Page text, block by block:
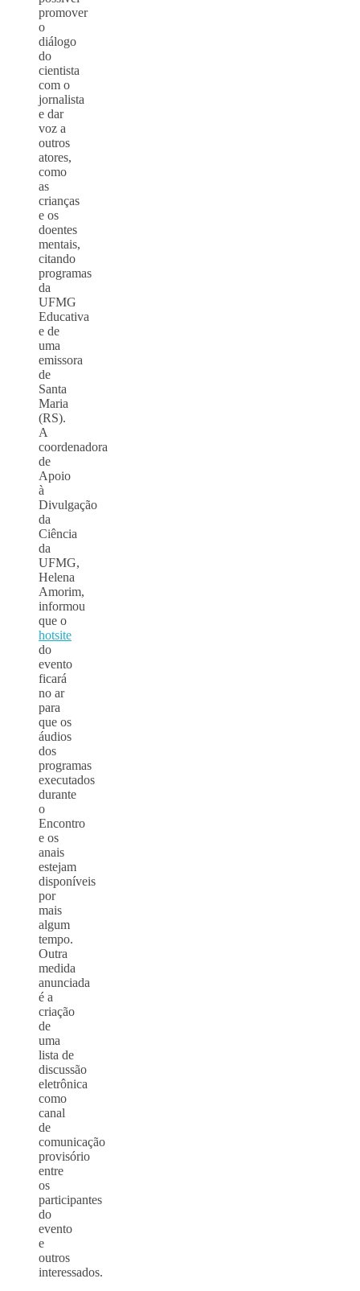
promover
o
diálogo
do
cientista
com o
jornalista
e dar
voz a
outros
atores,
como
as
crianças
e os
doentes
mentais,
citando
programas
da
UFMG
Educativa
e de
uma
emissora
de
Santa
Maria
(RS).
A
coordenadora
de
Apoio
à
Divulgação
da
Ciência
da
UFMG,
Helena
Amorim,
informou
que o
hotsite
do
evento
ficará
no ar
para
que os
áudios
dos
programas
executados
durante
o
Encontro
e os
anais
estejam
disponíveis
por
mais
algum
tempo.
Outra
medida
anunciada
é a
criação
de
uma
lista de
discussão
eletrônica
como
canal
de
comunicação
provisório
entre
os
participantes
do
evento
e
outros
interessados.